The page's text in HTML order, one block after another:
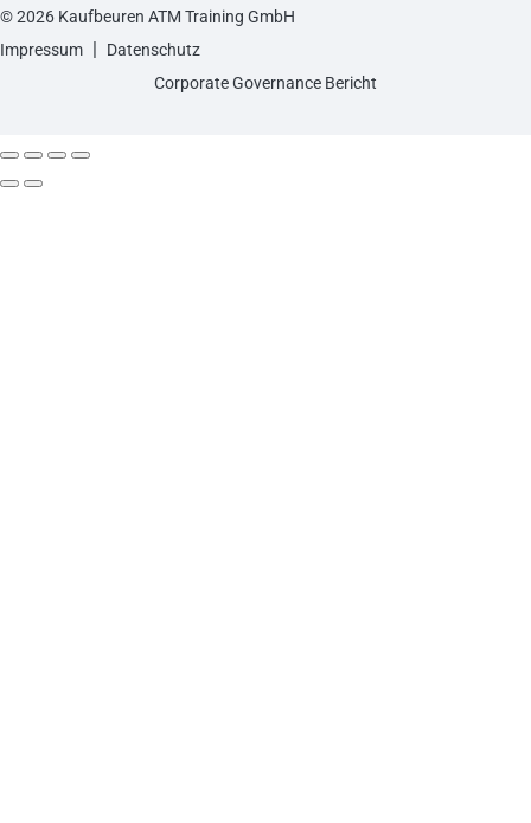
© 2026 Kaufbeuren ATM Training GmbH
Impressum |
Datenschutz
Corporate Governance Bericht